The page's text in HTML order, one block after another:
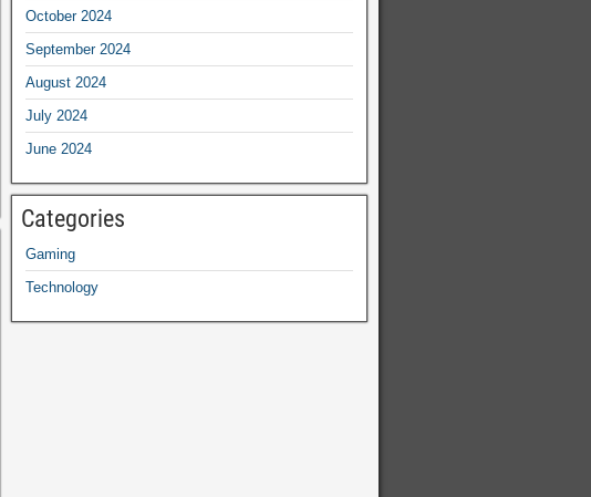
October 2024
September 2024
August 2024
July 2024
June 2024
Categories
Gaming
Technology